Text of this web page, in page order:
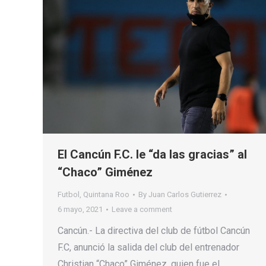
El Cancún F.C. le “da las gracias” al
“Chaco” Giménez
Futbol , Quintana Roo By Juan Carlos Gutierrez
6 mayo, 2021
Leave a comment
Cancún.- La directiva del club de fútbol Cancún
F.C, anunció la salida del club del entrenador